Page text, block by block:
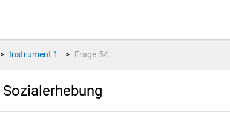
> Instrument 1 > Frage 54